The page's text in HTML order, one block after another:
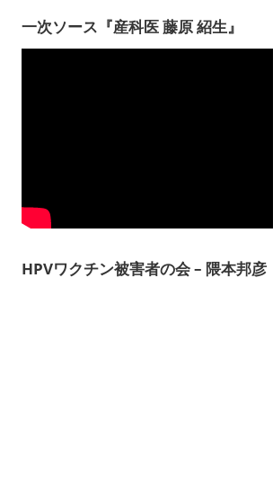
一次ソース『産科医 藤原 紹生』
HPVワクチン被害者の会 – 隈本邦彦